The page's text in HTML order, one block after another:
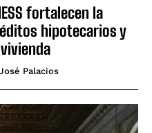
fortalecen la
hipotecarios y
Palacios